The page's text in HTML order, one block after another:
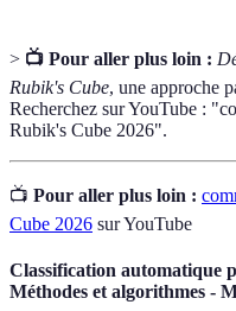
> 📺 Pour aller plus loin :
Rubik's Cube, une approche
Recherchez sur YouTube :
Rubik's Cube 2026".
📺 Pour aller plus loin :
Cube 2026 sur YouTube
Classification automatique
Méthodes et algorithmes -